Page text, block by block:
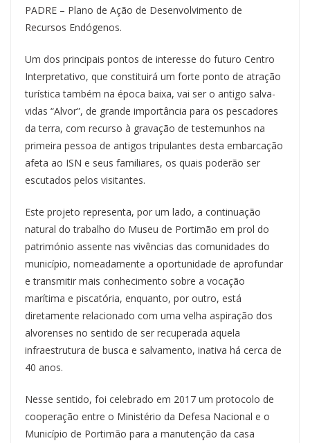
PADRE – Plano de Ação de Desenvolvimento de
Recursos Endógenos.
Um dos principais pontos de interesse do futuro Centro
Interpretativo, que constituirá um forte ponto de atração
turística também na época baixa, vai ser o antigo salva-
vidas “Alvor”, de grande importância para os pescadores
da terra, com recurso à gravação de testemunhos na
primeira pessoa de antigos tripulantes desta embarcação
afeta ao ISN e seus familiares, os quais poderão ser
escutados pelos visitantes.
Este projeto representa, por um lado, a continuação
natural do trabalho do Museu de Portimão em prol do
património assente nas vivências das comunidades do
município, nomeadamente a oportunidade de aprofundar
e transmitir mais conhecimento sobre a vocação
marítima e piscatória, enquanto, por outro, está
diretamente relacionado com uma velha aspiração dos
alvorenses no sentido de ser recuperada aquela
infraestrutura de busca e salvamento, inativa há cerca de
40 anos.
Nesse sentido, foi celebrado em 2017 um protocolo de
cooperação entre o Ministério da Defesa Nacional e o
Município de Portimão para a manutenção da casa